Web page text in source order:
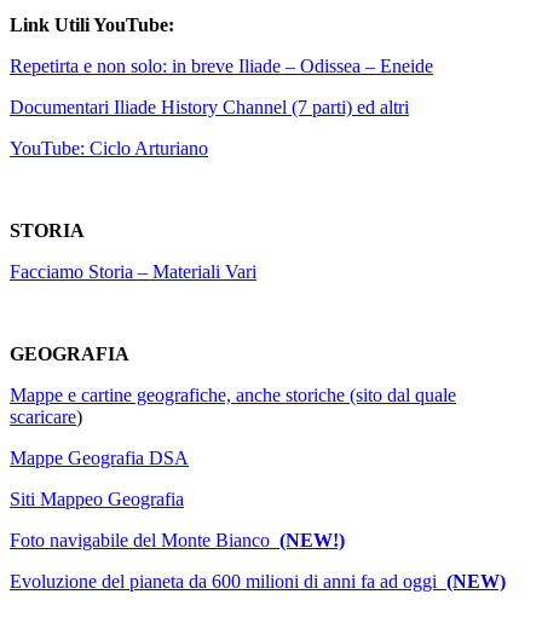
Link Utili YouTube:
Repetirta e non solo: in breve Iliade – Odissea – Eneide
Documentari Iliade History Channel (7 parti) ed altri
YouTube: Ciclo Arturiano
STORIA
Facciamo Storia – Materiali Vari
GEOGRAFIA
Mappe e cartine geografiche, anche storiche (sito dal quale
scaricare)
Mappe Geografia DSA
Siti Mappeo Geografia
Foto navigabile del Monte Bianco (NEW!)
Evoluzione del pianeta da 600 milioni di anni fa ad oggi (NEW)